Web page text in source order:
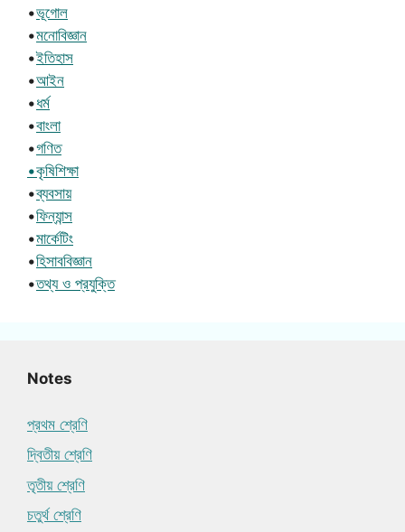
•ভূগোল
•মনোবিজ্ঞান
•ইতিহাস
•আইন
•ধর্ম
•বাংলা
•গণিত
•কৃষিশিক্ষা
•ব্যবসায়
•ফিন্যান্স
•মার্কেটিং
•হিসাববিজ্ঞান
•তথ্য ও প্রযুক্তি
Notes
প্রথম শ্রেণি
দ্বিতীয় শ্রেণি
তৃতীয় শ্রেণি
চতুর্থ শ্রেণি